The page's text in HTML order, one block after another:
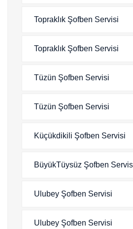
Topraklık Şofben Servisi
Topraklık Şofben Servisi
Tüzün Şofben Servisi
Tüzün Şofben Servisi
Küçükdikili Şofben Servisi
BüyükTüysüz Şofben
Ulubey Şofben Servisi
Ulubey Şofben Servisi